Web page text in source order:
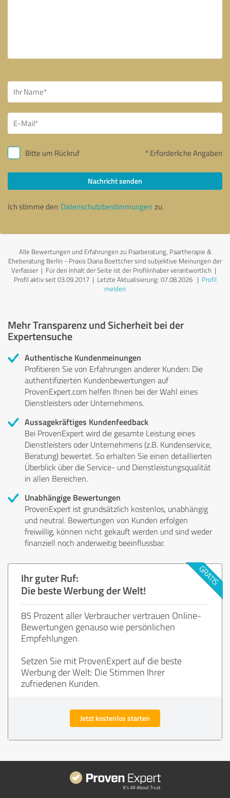
Bitte um Rückruf * Erforderliche Angaben
Nachricht senden
Ich stimme den Datenschutzbestimmungen zu.
Alle Bewertungen und Erfahrungen zu Paarberatung, Paartherapie &
Eheberatung Berlin - Praxis Diana Boettcher sind subjektive Meinungen der
Verfasser | Für den Inhalt der Seite ist der Profilinhaber verantwortlich |
Profil aktiv seit 03.09.2017 | Letzte Aktualisierung: 07.08.2026| Profil
melden
Mehr Transparenz und Sicherheit bei der
Expertensuche
Authentische Kundenmeinungen
Profitieren Sie von Erfahrungen anderer Kunden: Die
authentifizierten Kundenbewertungen auf
ProvenExpert.com helfen Ihnen bei der Wahl eines
Dienstleisters oder Unternehmens.
Aussagekräftiges Kundenfeedback
Bei ProvenExpert wird die gesamte Leistung eines
Dienstleisters oder Unternehmens (z.B. Kundenservice,
Beratung) bewertet. So erhalten Sie einen detaillierten
Überblick über die Service- und Dienstleistungsqualität
in allen Bereichen.
Unabhängige Bewertungen
ProvenExpert ist grundsätzlich kostenlos, unabhängig
und neutral. Bewertungen von Kunden erfolgen
freiwillig, können nicht gekauft werden und sind weder
finanziell noch anderweitig beeinflussbar.
Ihr guter Ruf:
Die beste Werbung der Welt!
85 Prozent aller Verbraucher vertrauen Online-
Bewertungen genauso wie persönlichen
Empfehlungen.
Setzen Sie mit ProvenExpert auf die beste
Werbung der Welt: Die Stimmen Ihrer
zufriedenen Kunden.
Jetzt kostenlos starten